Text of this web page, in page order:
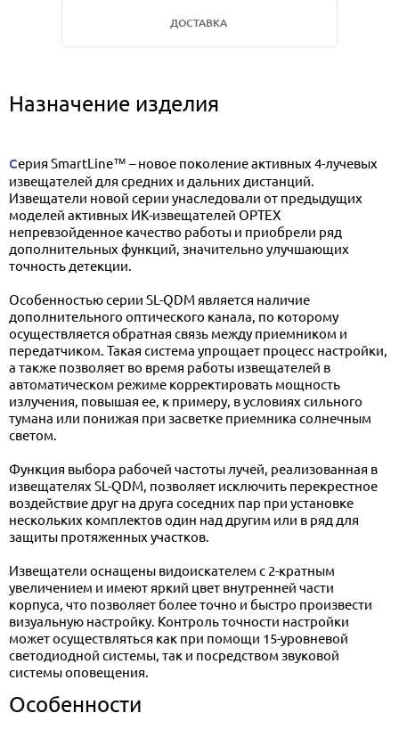
ДОСТАВКА
Назначение изделия
Серия SmartLine™ – новое поколение активных 4-лучевых
извещателей для средних и дальних дистанций.
Извещатели новой серии унаследовали от предыдущих
моделей активных ИК-извещателей OPTEX
непревзойденное качество работы и приобрели ряд
дополнительных функций, значительно улучшающих
точность детекции.
Особенностью серии SL-QDM является наличие
дополнительного оптического канала, по которому
осуществляется обратная связь между приемником и
передатчиком. Такая система упрощает процесс настройки,
а также позволяет во время работы извещателей в
автоматическом режиме корректировать мощность
излучения, повышая ее, к примеру, в условиях сильного
тумана или понижая при засветке приемника солнечным
светом.
Функция выбора рабочей частоты лучей, реализованная в
извещателях SL-QDM, позволяет исключить перекрестное
воздействие друг на друга соседних пар при установке
нескольких комплектов один над другим или в ряд для
защиты протяженных участков.
Извещатели оснащены видоискателем с 2-кратным
увеличением и имеют яркий цвет внутренней части
корпуса, что позволяет более точно и быстро произвести
визуальную настройку. Контроль точности настройки
может осуществляться как при помощи 15-уровневой
светодиодной системы, так и посредством звуковой
системы оповещения.
Особенности